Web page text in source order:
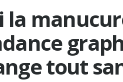
la
tout